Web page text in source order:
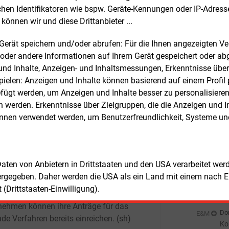
Identifikatoren wie bspw. Geräte-Kennungen oder IP-
wir und diese Drittanbieter ...
speichern und/oder abrufen: Für die Ihnen angezeigten
andere Informationen auf Ihrem Gerät gespeichert oder
Inhalte, Anzeigen- und Inhaltsmessungen, Erkenntnisse
Anzeigen und Inhalte können basierend auf einem Profil
werden, um Anzeigen und Inhalte besser zu
werden. Erkenntnisse über Zielgruppen, die die Anzeigen und
verwendet werden, um Benutzerfreundlichkeit, Systeme
von Anbietern in Drittstaaten und den USA verarbeitet
Daher werden die USA als ein Land mit einem nach
(Drittstaaten-Einwilligung).
kündigte zudem an, die
für die
Diese geplanten
sollen erneut der Europäischen
zur beihilferechtlichen
vorgelegt werden. Ziel ist es
der Bundesregierung, die nun
Verbesserungen dauerhaft zu
bürokratische Anforderungen zu
Abwicklung des Förderverfahrens ist
Emissionshandelsstelle (DEHSt)
zuständig.
können ihre Anträge für das
Verfahren bereits einreichen. (sh)
E&M
E&M
E&M
E-
E&M